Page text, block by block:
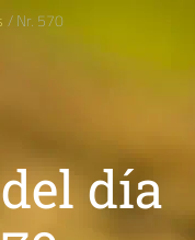
/ Nr. 570
día